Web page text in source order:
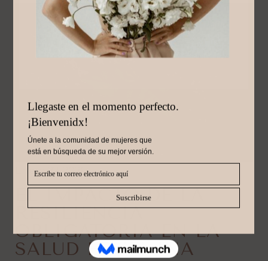
Enero 22, 2026
EL IMPACTO DE LA
RESILIENCIA
OBLIGATORIA EN LA
SALUD FEMENINA